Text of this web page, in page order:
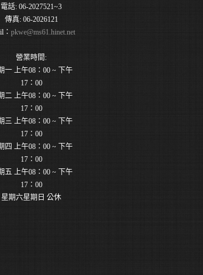
電話: 06-2027521~3
傳真: 06-2026121
：pkwe@ms61.hinet.net
營業時間:
一 上午08：00 ~ 下午
17：00
二 上午08：00 ~ 下午
17：00
三 上午08：00 ~ 下午
17：00
四 上午08：00 ~ 下午
17：00
五 上午08：00 ~ 下午
17：00
星期六星期日 公休